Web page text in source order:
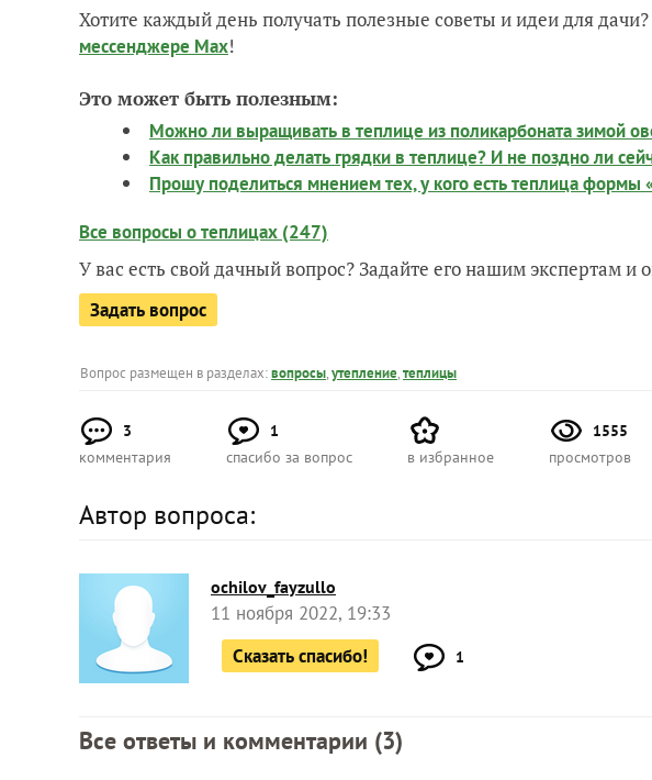
Хотите каждый день получать полезные советы и идеи для дачи?
мессенджере Max!
Это может быть полезным:
Можно ли выращивать в теплице из поликарбоната зимой
Как правильно делать грядки в теплице? И не поздно ли
Прошу поделиться мнением тех, у кого есть теплица формы
Все вопросы о теплицах (247)
У вас есть свой дачный вопрос? Задайте его нашим экспертам
Задать вопрос
Вопрос размещен в разделах:вопросы,утепление,теплицы
3
комментария
1
спасибо за вопрос
в избранное
1555
просмотров
Автор вопроса:
ochilov_fayzullo
11 ноября 2022, 19:33
Сказать спасибо!
1
Все ответы и комментарии (3)